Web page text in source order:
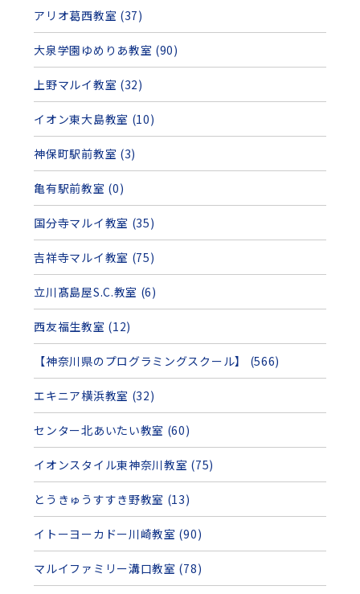
アリオ葛西教室 (37)
大泉学園ゆめりあ教室 (90)
上野マルイ教室 (32)
イオン東大島教室 (10)
神保町駅前教室 (3)
亀有駅前教室 (0)
国分寺マルイ教室 (35)
吉祥寺マルイ教室 (75)
立川髙島屋S.C.教室 (6)
西友福生教室 (12)
【神奈川県のプログラミングスクール】 (566)
エキニア横浜教室 (32)
センター北あいたい教室 (60)
イオンスタイル東神奈川教室 (75)
とうきゅうすすき野教室 (13)
イトーヨーカドー川崎教室 (90)
マルイファミリー溝口教室 (78)